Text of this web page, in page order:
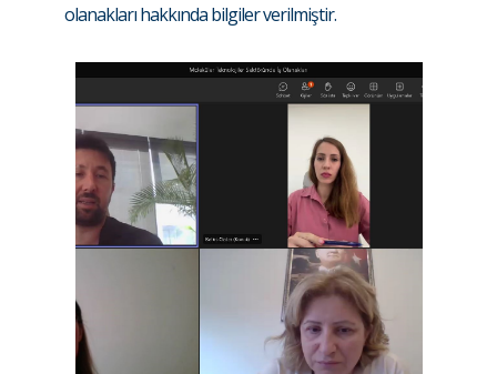
olanakları hakkında bilgiler verilmiştir.